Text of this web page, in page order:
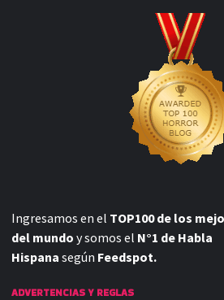
Ingresamos en el TOP100 de los
del mundo y somos el N°1 de Habla
Hispana según Feedspot.
ADVERTENCIAS Y REGLAS